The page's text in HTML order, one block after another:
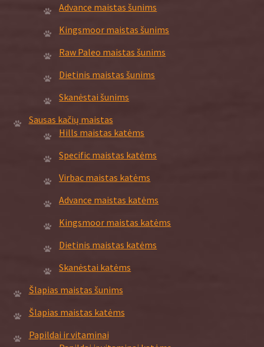
Advance maistas šunims
Kingsmoor maistas šunims
Raw Paleo maistas šunims
Dietinis maistas šunims
Skanėstai šunims
Sausas kačių maistas
Hills maistas katėms
Specific maistas katėms
Virbac maistas katėms
Advance maistas katėms
Kingsmoor maistas katėms
Dietinis maistas katėms
Skanėstai katėms
Šlapias maistas šunims
Šlapias maistas katėms
Papildai ir vitaminai